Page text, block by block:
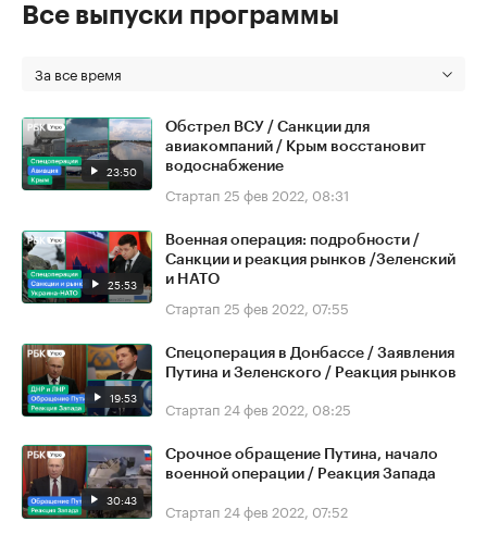
Все выпуски программы
За все время
23:50
Обстрел ВСУ / Санкции для
авиакомпаний / Крым восстановит
водоснабжение
Стартап 25 фев 2022, 08:31
25:53
Военная операция: подробности /
Санкции и реакция рынков /Зеленский
и НАТО
Стартап 25 фев 2022, 07:55
19:53
Спецоперация в Донбассе / Заявления
Путина и Зеленского / Реакция рынков
Стартап 24 фев 2022, 08:25
30:43
Срочное обращение Путина, начало
военной операции / Реакция Запада
Стартап 24 фев 2022, 07:52